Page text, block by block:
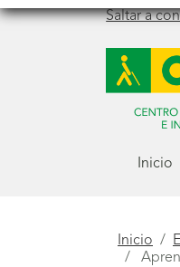
Saltar a
Inicio
Está
Inicio